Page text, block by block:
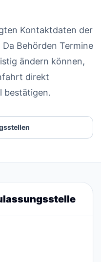
Kontaktdaten der
Behörden Termine
ändern können,
direkt
bestätigen.